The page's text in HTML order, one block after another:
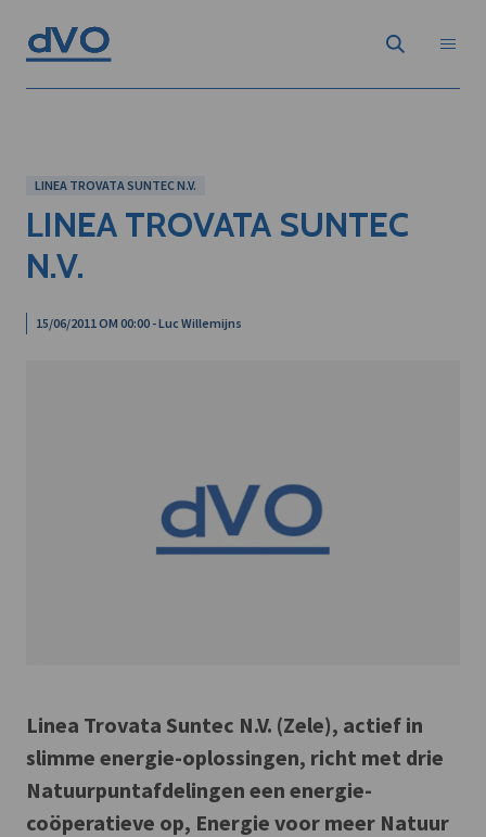
LINEA TROVATA SUNTEC N.V.
LINEA TROVATA SUNTEC
N.V.
15/06/2011 OM 00:00 - Luc Willemijns
Linea Trovata Suntec N.V. (Zele), actief in
slimme energie-oplossingen, richt met drie
Natuurpuntafdelingen een energie-
coöperatieve op, Energie voor meer Natuur